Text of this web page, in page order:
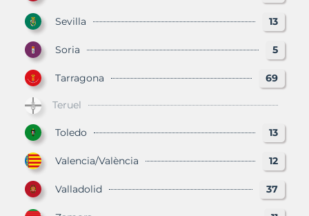
Sevilla 13
Soria 5
Tarragona 69
Teruel
Toledo 13
Valencia/València 12
Valladolid 37